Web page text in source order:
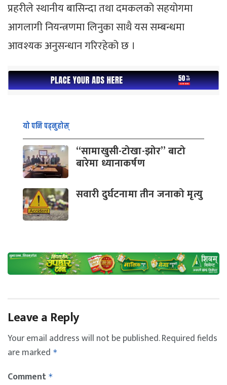
प्रहरीले स्थानीय बासिन्दा तथा दमकलको सहयोगमा
आगलागी नियन्त्रणमा लिनुका साथै यस सम्बन्धमा
आवश्यक अनुसन्धान गरिरहेको छ ।
यो पनि पढ्नुहोस्
“सामाखुसी-टोखा-झोर” बाटो
बारेमा ध्यानाकर्षण
सवारी दुर्घटनामा तीन जनाको मृत्यु
Leave a Reply
Your email address will not be published.Required fields
are marked *
Comment *